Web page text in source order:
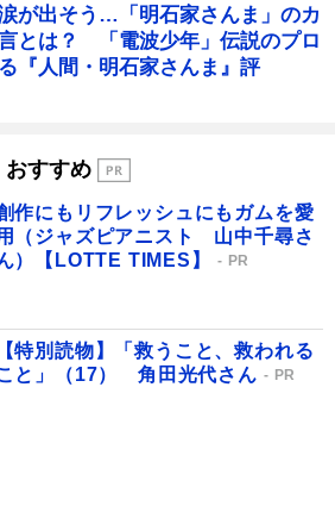
が出そう…「明石家さんま」のカ
とは？ 「電波少年」伝説のプロ
『人間・明石家さんま』評
おすすめ
作にもリフレッシュにもガムを愛
（ジャズピアニスト 山中千尋さ
）【LOTTE TIMES】
PR
【特別読物】「救うこと、救われる
と」（17） 角田光代さん
PR